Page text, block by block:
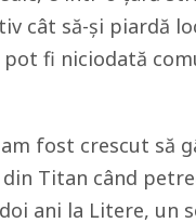
cât să-și piardă
fi niciodată
fost crescut să
Titan când
ani la Litere, un